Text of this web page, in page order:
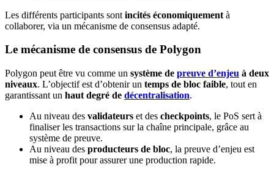
Les différents participants sont incités économiquement à
collaborer, via un mécanisme de consensus adapté.
Le mécanisme de consensus de Polygon
Polygon peut être vu comme un système de preuve d’enjeu à deux
niveaux. L’objectif est d’obtenir un temps de bloc faible, tout en
garantissant un haut degré de décentralisation.
Au niveau des validateurs et des checkpoints, le PoS sert à
finaliser les transactions sur la chaîne principale, grâce au
système de preuve.
Au niveau des producteurs de bloc, la preuve d’enjeu est
mise à profit pour assurer une production rapide.